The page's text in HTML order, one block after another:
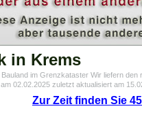
in Krems
im Grenzkataster Wir liefern
02.02.2025 zuletzt aktualisiert am
Zur Zeit finden Sie